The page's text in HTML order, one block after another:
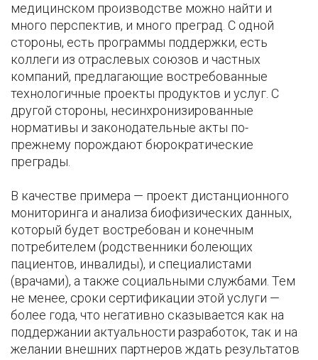
медицинском производстве можно найти и
много перспектив, и много преград. С одной
стороны, есть программы поддержки, есть
коллеги из отраслевых союзов и частных
компаний, предлагающие востребованные
технологичные проекты продуктов и услуг. С
другой стороны, несинхронизированные
нормативы и законодательные акты по-
прежнему порождают бюрократические
преграды.
В качестве примера — проект дистанционного
мониторинга и анализа биофизических данных,
который будет востребован и конечным
потребителем (родственники болеющих
пациентов, инвалиды), и специалистами
(врачами), а также социальными службами. Тем
не менее, сроки сертификации этой услуги —
более года, что негативно сказывается как на
поддержании актуальности разработок, так и на
желании внешних партнеров ждать результатов